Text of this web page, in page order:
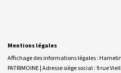
Mentions légales
Affichage des informations légales :
PATRIMOINE | Adresse siège social : 9 rue